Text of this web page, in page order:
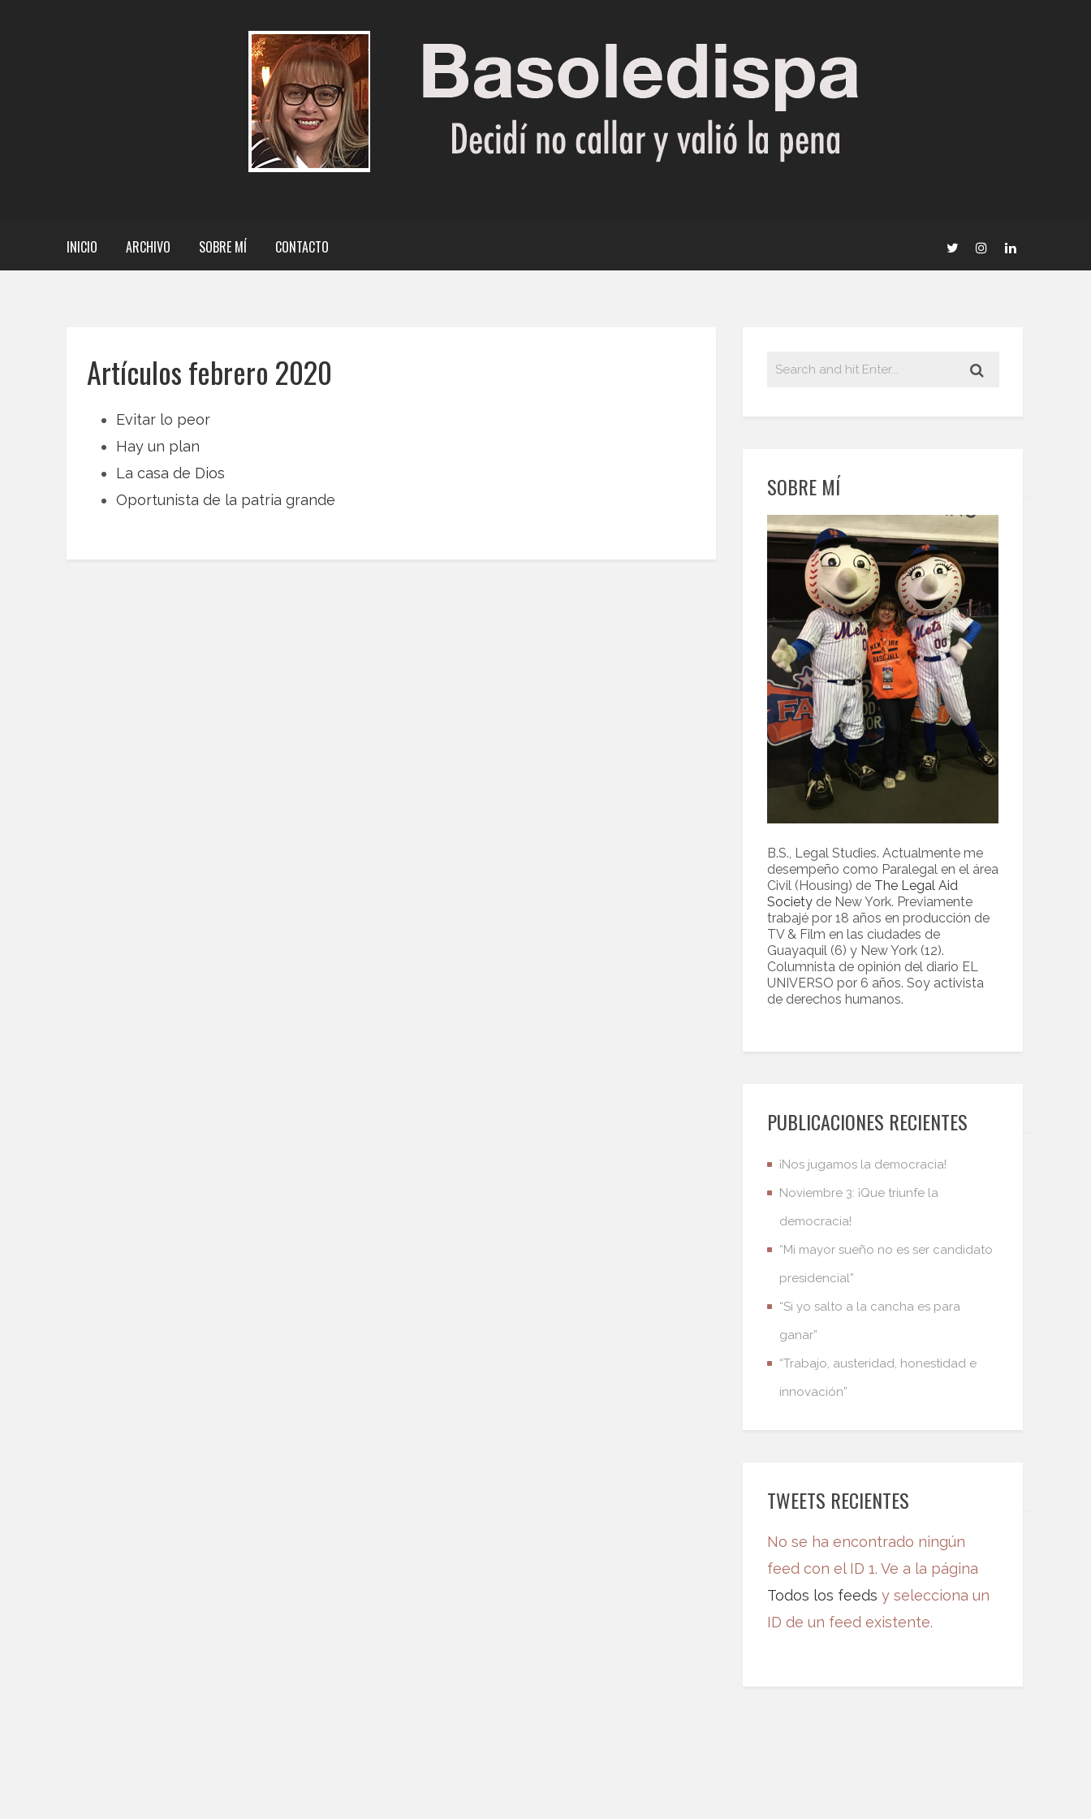
INICIO ARCHIVO SOBRE MÍ CONTACTO
Artículos febrero 2020
Evitar lo peor
Hay un plan
La casa de Dios
Oportunista de la patria grande
SOBRE MÍ
B.S., Legal Studies. Actualmente me
desempeño como Paralegal en el área
Civil (Housing) de The Legal Aid
Society de New York. Previamente
trabajé por 18 años en producción de
TV & Film en las ciudades de
Guayaquil (6) y New York (12).
Columnista de opinión del diario EL
UNIVERSO por 6 años. Soy activista
de derechos humanos.
PUBLICACIONES RECIENTES
¡Nos jugamos la democracia!
Noviembre 3: ¡Que triunfe la
democracia!
“Mi mayor sueño no es ser candidato
presidencial”
“Si yo salto a la cancha es para
ganar”
“Trabajo, austeridad, honestidad e
innovación”
TWEETS RECIENTES
No se ha encontrado ningún
feed con el ID 1. Ve a la página
Todos los feeds y selecciona un
ID de un feed existente.